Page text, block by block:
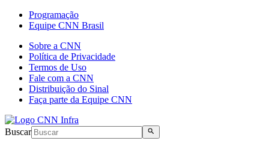
Programação
Equipe CNN Brasil
Sobre a CNN
Política de Privacidade
Termos de Uso
Fale com a CNN
Distribuição do Sinal
Faça parte da Equipe CNN
Buscar